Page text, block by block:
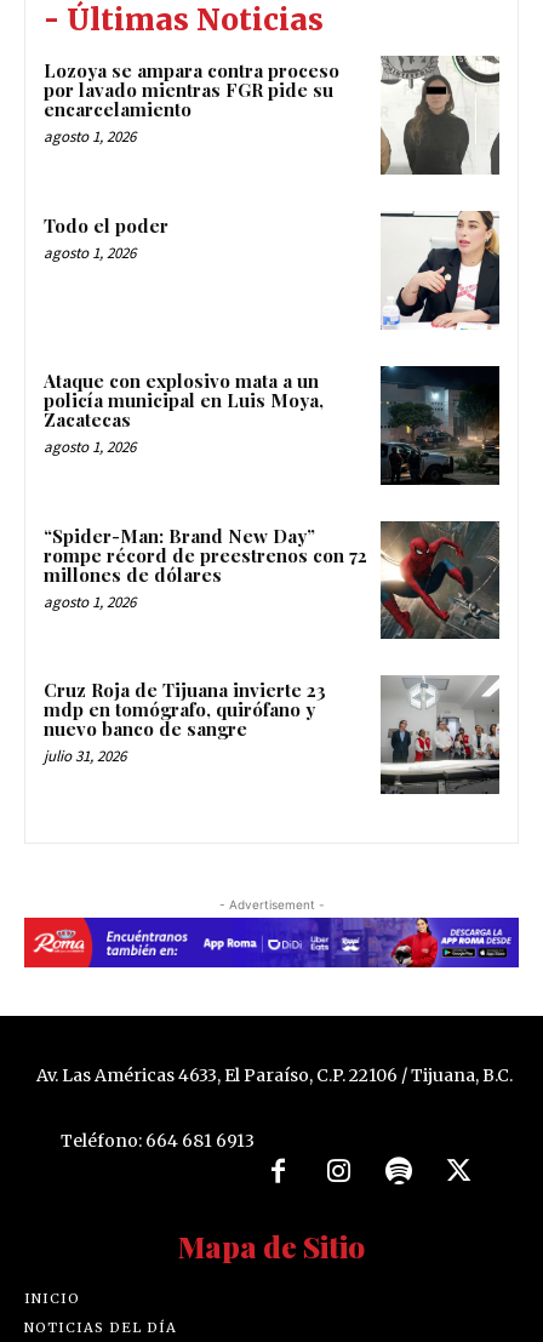
- Últimas Noticias
Lozoya se ampara contra proceso
por lavado mientras FGR pide su
encarcelamiento
agosto 1, 2026
Todo el poder
agosto 1, 2026
Ataque con explosivo mata a un
policía municipal en Luis Moya,
Zacatecas
agosto 1, 2026
“Spider-Man: Brand New Day”
rompe récord de preestrenos con 72
millones de dólares
agosto 1, 2026
Cruz Roja de Tijuana invierte 23
mdp en tomógrafo, quirófano y
nuevo banco de sangre
julio 31, 2026
- Advertisement -
Av. Las Américas 4633, El Paraíso, C.P. 22106 / Tijuana, B.C.
Teléfono: 664 681 6913
Mapa de Sitio
INICIO
NOTICIAS DEL DÍA